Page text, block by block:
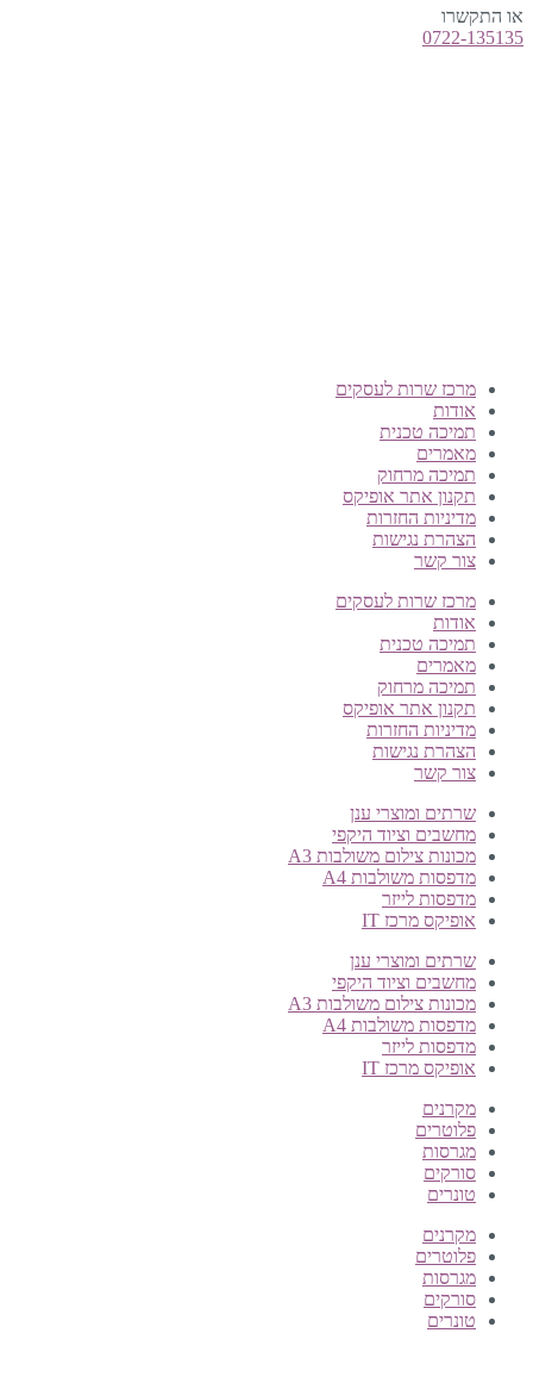
או התקשרו
0722-135135
מרכז שרות לעסקים
אודות
תמיכה טכנית
מאמרים
תמיכה מרחוק
תקנון אתר אופיקס
מדיניות החזרות
הצהרת נגישות
צור קשר
מרכז שרות לעסקים
אודות
תמיכה טכנית
מאמרים
תמיכה מרחוק
תקנון אתר אופיקס
מדיניות החזרות
הצהרת נגישות
צור קשר
שרתים ומוצרי ענן
מחשבים וציוד היקפי
מכונות צילום משולבות A3
מדפסות משולבות A4
מדפסות לייזר
אופיקס מרכז IT
שרתים ומוצרי ענן
מחשבים וציוד היקפי
מכונות צילום משולבות A3
מדפסות משולבות A4
מדפסות לייזר
אופיקס מרכז IT
מקרנים
פלוטרים
מגרסות
סורקים
טונרים
מקרנים
פלוטרים
מגרסות
סורקים
טונרים